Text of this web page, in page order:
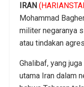
IRAN
Mohammad
militer negaranya
atau tindakan
Ghalibaf, yang
utama Iran dalam